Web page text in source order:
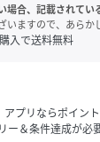
場合、記載されてい
いますので、あらか
入で送料無料
アプリならポイン
ー＆条件達成が必要